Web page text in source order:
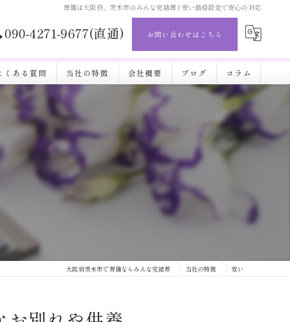
葬儀は大阪府、茨木市のみんな完結葬 | 安い価格設定で安心の対応
090-4271-9677(直通) お問い合わせはこちら
くある質問 当社の特徴
完結葬
施設
火葬
安い
会社概要 ブログ コラム
大阪府茨木市で葬儀ならみんな完結葬 当社の特徴 安い